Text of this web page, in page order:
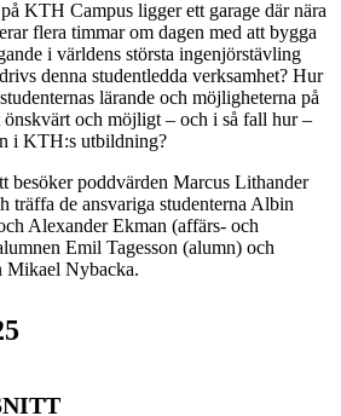
KTH Campus ligger ett garage där nära
flera timmar om dagen med att bygga
i världens största ingenjörstävling
denna studentledda verksamhet? Hur
lärande och möjligheterna på
önskvärt och möjligt – och i så fall hur –
i KTH:s utbildning?
besöker poddvärden Marcus Lithander
träffa de ansvariga studenterna Albin
Alexander Ekman (affärs- och
Emil Tagesson (alumn) och
Mikael Nybacka.